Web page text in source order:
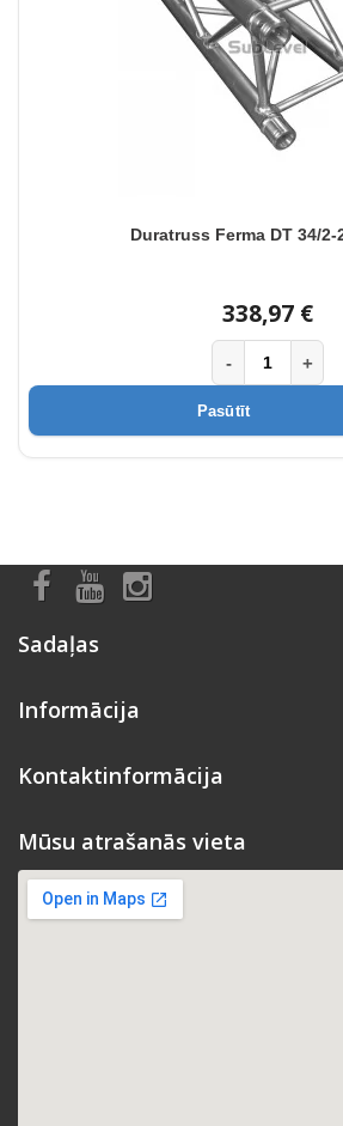
Duratruss Ferma DT 34/2-
338,97 €
- +
Pasūtīt
Sadaļas
Informācija
Kontaktinformācija
Mūsu atrašanās vieta